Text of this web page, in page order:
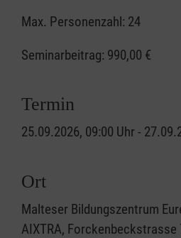
Max. Personenzahl: 24
Seminarbeitrag: 990,00 €
Termin
25.09.2026, 09:00 Uhr -
Ort
Malteser Bildungszentrum
AIXTRA, Forckenbeckstrasse